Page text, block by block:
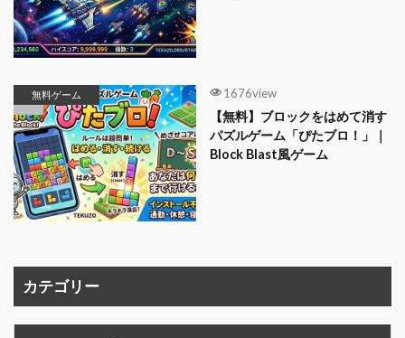
無料ゲーム 1676view
【無料】ブロックをはめて消す
パズルゲーム「ぴたブロ！」｜
Block Blast風ゲーム
カテゴリー